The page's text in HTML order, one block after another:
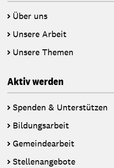
Über uns
Unsere Arbeit
Unsere Themen
Aktiv werden
Spenden & Unterstützen
Bildungsarbeit
Gemeindearbeit
Stellenangebote